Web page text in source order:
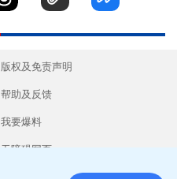
版权及免责声明
帮助及反馈
我要爆料
无障碍网页